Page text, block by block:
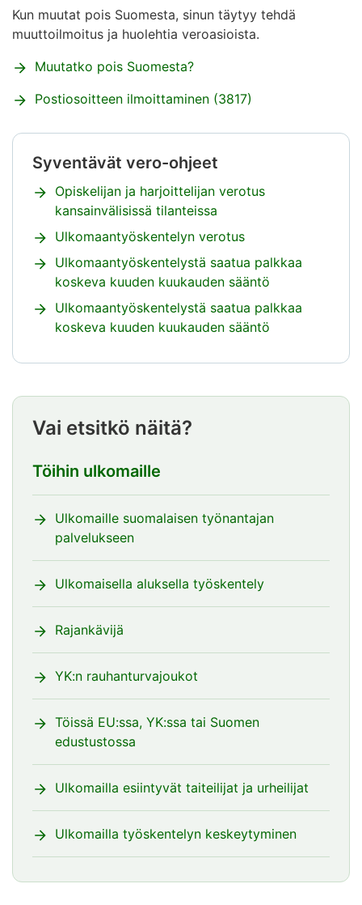
Kun muutat pois Suomesta, sinun täytyy tehdä
muuttoilmoitus ja huolehtia veroasioista.
Muutatko pois Suomesta?
Postiosoitteen ilmoittaminen (3817)
Huomio
Syventävät vero-ohjeet
Opiskelijan ja harjoittelijan verotus
kansainvälisissä tilanteissa
Ulkomaantyöskentelyn verotus
Ulkomaantyöskentelystä saatua palkkaa
koskeva kuuden kuukauden sääntö
Ulkomaantyöskentelystä saatua palkkaa
koskeva kuuden kuukauden sääntö
Vai etsitkö näitä?
Töihin ulkomaille
Ulkomaille suomalaisen työnantajan
palvelukseen
Ulkomaisella aluksella työskentely
Rajankävijä
YK:n rauhanturvajoukot
Töissä EU:ssa, YK:ssa tai Suomen
edustustossa
Ulkomailla esiintyvät taiteilijat ja urheilijat
Ulkomailla työskentelyn keskeytyminen